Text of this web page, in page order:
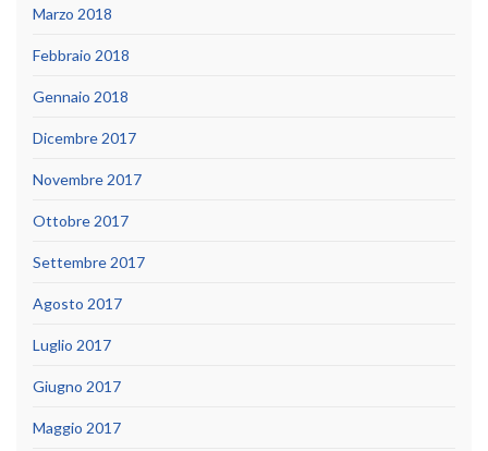
Marzo 2018
Febbraio 2018
Gennaio 2018
Dicembre 2017
Novembre 2017
Ottobre 2017
Settembre 2017
Agosto 2017
Luglio 2017
Giugno 2017
Maggio 2017